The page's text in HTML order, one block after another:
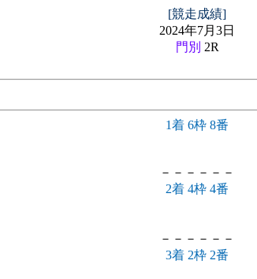
[競走成績]
2024年7月3日
門別 2R
1着 6枠 8番
－－－－－－
2着 4枠 4番
－－－－－－
3着 2枠 2番